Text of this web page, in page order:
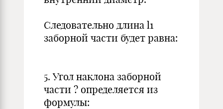
Следовательно длина l1
заборной части будет равна:
5. Угол наклона заборной
части ? определяется из
формулы: